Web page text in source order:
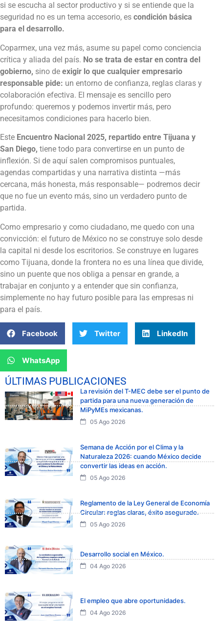
si se escucha al sector productivo y si se entiende que la
seguridad no es un tema accesorio, es condición básica
para el desarrollo.
Coparmex, una vez más, asume su papel como conciencia
crítica y aliada del país. No se trata de estar en contra del
gobierno, sino de exigir lo que cualquier empresario
responsable pide: un entorno de confianza, reglas claras y
colaboración efectiva. El mensaje es sencillo pero
profundo: queremos y podemos invertir más, pero
necesitamos condiciones para hacerlo bien.
Este Encuentro Nacional 2025, repartido entre Tijuana y
San Diego, tiene todo para convertirse en un punto de
inflexión. Si de aquí salen compromisos puntuales,
agendas compartidas y una narrativa distinta —más
cercana, más honesta, más responsable— podremos decir
que no fue un evento más, sino un verdadero punto de
partida.
Como empresario y como ciudadano, me quedo con una
convicción: el futuro de México no se construye solo desde
la capital ni desde los escritorios. Se construye en lugares
como Tijuana, donde la frontera no es una línea que divide,
sino un puente que nos obliga a pensar en grande, a
trabajar en conjunto y a entender que sin confianza,
simplemente no hay futuro posible para las empresas ni
para el país.
Facebook Twitter LinkedIn
WhatsApp
ÚLTIMAS PUBLICACIONES
La revisión del T-MEC debe ser el punto de
partida para una nueva generación de
MiPyMEs mexicanas.
05 Ago 2026
Semana de Acción por el Clima y la
Naturaleza 2026: cuando México decide
convertir las ideas en acción.
05 Ago 2026
Reglamento de la Ley General de Economía
Circular: reglas claras, éxito asegurado.
05 Ago 2026
Desarrollo social en México.
04 Ago 2026
El empleo que abre oportunidades.
04 Ago 2026